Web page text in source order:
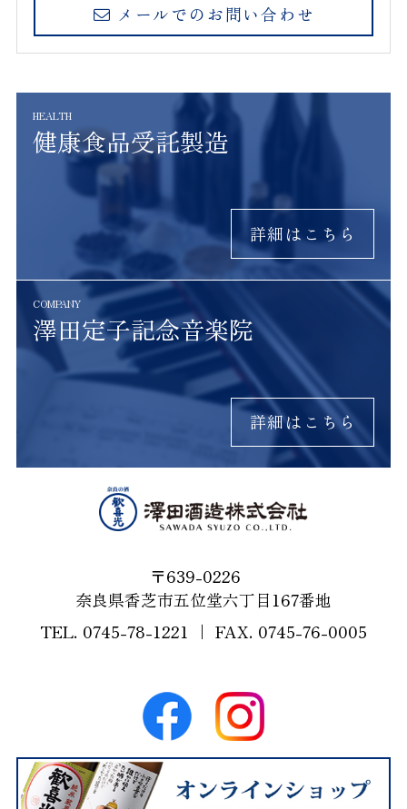
VIEW MORE
2024.06.07 受賞
「インターナショナルワイン
チャレンジ2024」にて『歓
喜光 純米大吟醸』がブロンズ
「小さな喜び」』が大会推奨
酒に選ばれました。
VIEW MORE
「ワイングラスでおいしい日
本酒アワード2024」にて
『歓喜光 純米大吟醸』と『歓
喜光 純米吟醸「小さな喜
た。
VIEW MORE
「ミラノ酒チャレンジ202
3」にて『歓喜光 純米吟醸
「小さな喜び」』と『悠久の
光 純米』が酒テイスティング
部門にてダブル金賞に選ばれ
ました。
メールでのお問い合わせ
健康食品受託製造
澤田定子記念音楽院
639-0226
奈良県香芝市五位堂六丁目167番地
0745-78-1221
0745-76-0005